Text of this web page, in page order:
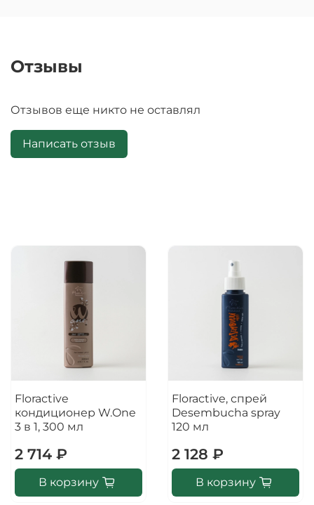
Отзывы
Отзывов еще никто не оставлял
Написать отзыв
Floractive
кондиционер W.One
3 в 1, 300 мл
2 714 ₽
В корзину
Floractive, спрей
Desembucha spray
120 мл
2 128 ₽
В корзину